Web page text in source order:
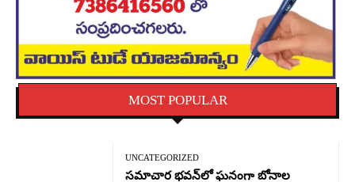
MOST POPULAR
UNCATEGORIZED
సమాచార భవన్‌లో ఘనంగా బోనాల